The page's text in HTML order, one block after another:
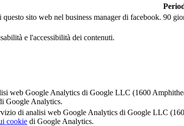
sito web nel business manager di facebook. 90
e l'accessibilità dei contenuti.
web Google Analytics di Google LLC (1600
Google Analytics.
di analisi web Google Analytics di Google LLC
cookie di Google Analytics.